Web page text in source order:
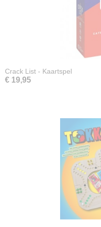
Crack List - Kaartspel
€ 19,95